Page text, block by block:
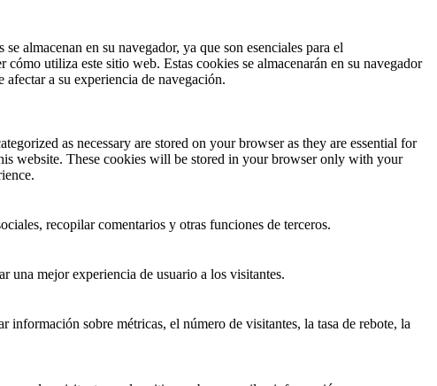
almacenan en su navegador, ya que son esenciales para el
utiliza este sitio web. Estas cookies se almacenarán en su navegador
a su experiencia de navegación.
as necessary are stored on your browser as they are essential for
website. These cookies will be stored in your browser only with your
recopilar comentarios y otras funciones de terceros.
una mejor experiencia de usuario a los visitantes.
sobre métricas, el número de visitantes, la tasa de rebote, la